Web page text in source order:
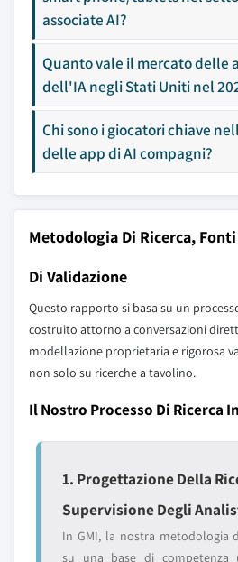
associate AI?
Quanto vale il mercato delle
dell'IA negli Stati Uniti nel
Chi sono i giocatori chiave
delle app di AI compagni?
Metodologia Di Ricerca,
Di Validazione
Questo rapporto si basa su un
costruito attorno a conversazioni
modellazione proprietaria e rigorosa
non solo su ricerche a tavolino.
Il Nostro Processo Di Ricerca
1. Progettazione Della
Supervisione Degli
In GMI, la nostra metodologia
su una base di competenza